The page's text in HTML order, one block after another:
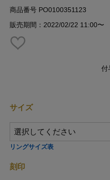
商品番号 PO0100351123
販売期間：2022/02/22 11:00〜
付
サイズ
リングサイズ表
刻印